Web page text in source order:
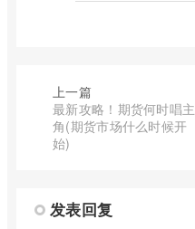
上一篇
最新攻略！期货何时唱主
角(期货市场什么时候开
始)
发表回复